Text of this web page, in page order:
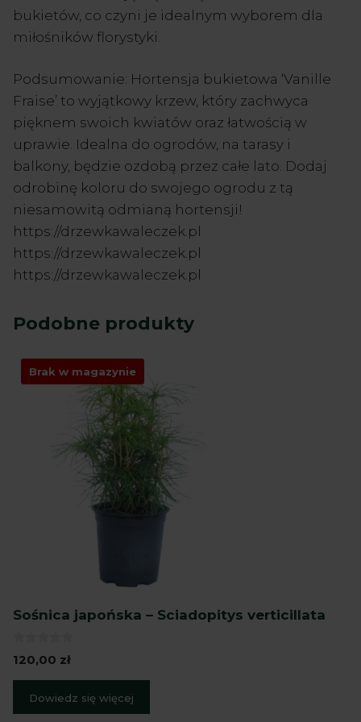
bukietów, co czyni je idealnym wyborem dla
miłośników florystyki.
Podsumowanie: Hortensja bukietowa ‘Vanille
Fraise’ to wyjątkowy krzew, który zachwyca
pięknem swoich kwiatów oraz łatwością w
uprawie. Idealna do ogrodów, na tarasy i
balkony, będzie ozdobą przez całe lato. Dodaj
odrobinę koloru do swojego ogrodu z tą
niesamowitą odmianą hortensji!
https://drzewkawaleczek.pl
https://drzewkawaleczek.pl
https://drzewkawaleczek.pl
Podobne produkty
Brak w magazynie
Sośnica japońska – Sciadopitys verticillata
0
z
120,00 zł
Dowiedz się więcej